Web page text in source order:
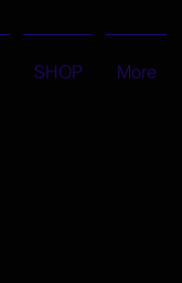
SHOP More